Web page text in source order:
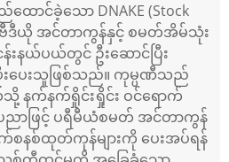
ောင်ခဲ့သော DNAKE (Stock
ဗီဒီယို အင်တာကွန်နှင့် စမတ်အိမ်သုံး
န်းနယ်ပယ်တွင် ဦးဆောင်ပြီး
ပေးသူဖြစ်သည်။ ကုမ္ပဏီသည်
နက်နက်ရှိုင်းရှိုင်း ဝင်ရောက်
ညာဖြင့် ပရီမီယံစမတ် အင်တာကွန်
နစ်ထုတ်ကုန်များကို ပေးအပ်ရန်